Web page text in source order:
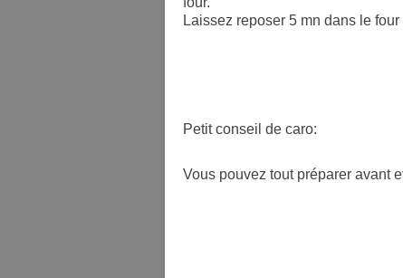
Laissez reposer 5 mn dans le
Petit conseil de caro:
Vous pouvez tout préparer avant